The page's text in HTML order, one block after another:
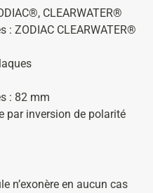
CLEARWATER®
ZODIAC CLEARWATER®
: 82 mm
par inversion de polarité
n’exonère en aucun cas